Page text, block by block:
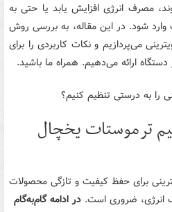
مصرف انرژی افزایش یابد یا حتی به
شود. در این مقاله، به بررسی روش
می‌پردازیم و نکات کاربردی را برای
ارائه می‌دهیم. همراه ما باشید.
ترموستات یخچال
برای حفظ کیفیت و تازگی محصولات
انرژی، ضروری است. در ادامه گام‌به‌گام